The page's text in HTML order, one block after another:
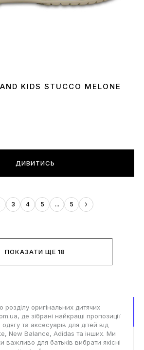
KIDS STUCCO MELONE
ДИВИТИСЬ
3 4 5 ... 5
ПОКАЗАТИ ЩЕ 18
оригінальних дитячих
де зібрані найкращі пропозиції
та аксесуарів для дітей від
New Balance, Adidas та інших. Ми
важливо для батьків вибрати якісні